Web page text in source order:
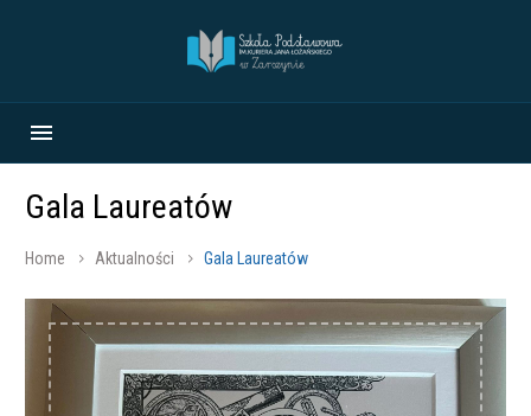
Gala Laureatów
Home Aktualności Gala Laureatów